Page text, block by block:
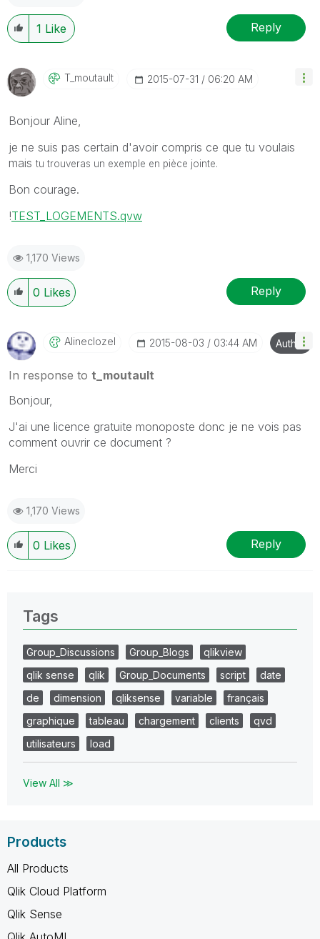
1 Like Reply
T_moutault ‎2015-07-31 06:20 AM
Bonjour Aline,
je ne suis pas certain d'avoir compris ce que tu voulais
mais tu trouveras un exemple en pièce jointe.
Bon courage.
!TEST_LOGEMENTS.qvw
1,170 Views
0 Likes Reply
Alineclozel ‎2015-08-03 03:44 AM Author
In response to t_moutault
Bonjour,
J'ai une licence gratuite monoposte donc je ne vois pas
comment ouvrir ce document ?
Merci
1,170 Views
0 Likes Reply
Tags
Group_Discussions Group_Blogs
qlikview
qlik sense
qlik Group_Documents script
date
de
dimension qliksense variable
français
graphique
tableau chargement clients
qvd
utilisateurs
load
View All ≫
Products
All Products
Qlik Cloud Platform
Qlik Sense